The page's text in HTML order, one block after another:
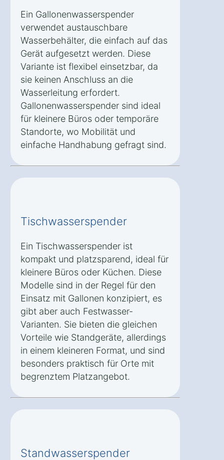
Ein Gallonenwasserspender
verwendet austauschbare
Wasserbehälter, die einfach auf das
Gerät aufgesetzt werden. Diese
Variante ist flexibel einsetzbar, da
sie keinen Anschluss an die
Wasserleitung erfordert.
Gallonenwasserspender sind ideal
für kleinere Büros oder temporäre
Standorte, wo Mobilität und
einfache Handhabung gefragt sind.
Tischwasserspender
Ein Tischwasserspender ist
kompakt und platzsparend, ideal für
kleinere Büros oder Küchen. Diese
Modelle sind in der Regel für den
Einsatz mit Gallonen konzipiert, es
gibt aber auch Festwasser-
Varianten. Sie bieten die gleichen
Vorteile wie Standgeräte, allerdings
in einem kleineren Format, und sind
besonders praktisch für Orte mit
begrenztem Platzangebot.
Standwasserspender